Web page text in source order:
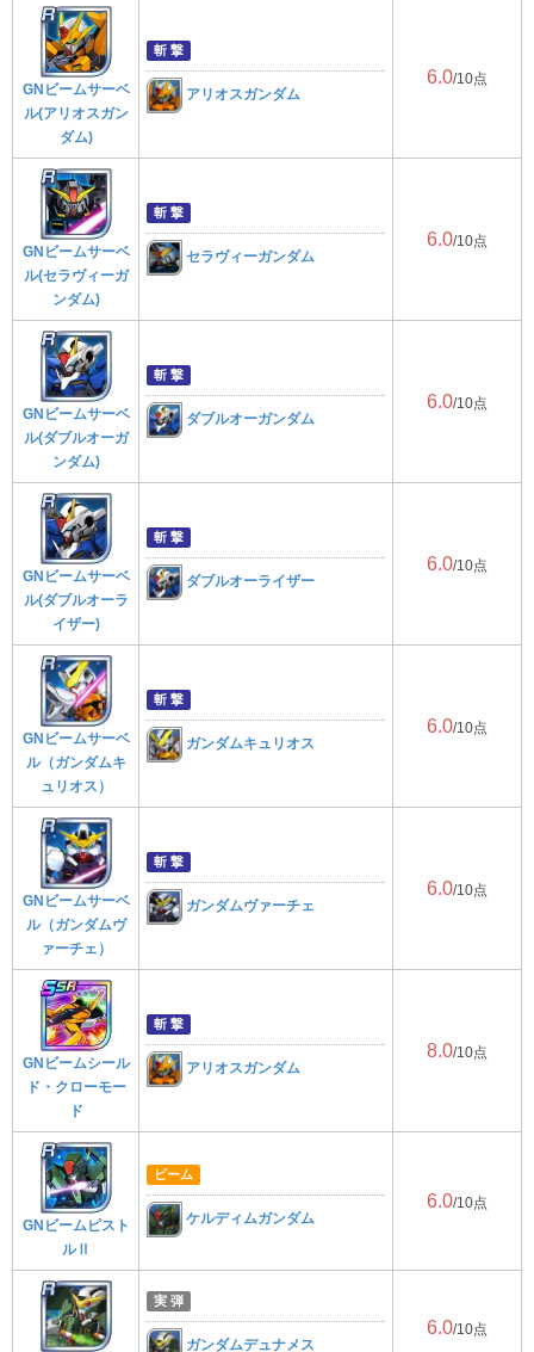
GNビームサーベ
ル(アリオスガン
ダム)
斬 撃
アリオスガンダム
6.0/10点
GNビームサーベ
ル(セラヴィーガ
ンダム)
斬 撃
セラヴィーガンダム
6.0/10点
GNビームサーベ
ル(ダブルオーガ
ンダム)
斬 撃
ダブルオーガンダム
6.0/10点
GNビームサーベ
ル(ダブルオーラ
イザー)
斬 撃
ダブルオーライザー
6.0/10点
GNビームサーベ
ル（ガンダムキ
ュリオス）
斬 撃
ガンダムキュリオス
6.0/10点
GNビームサーベ
ル（ガンダムヴ
ァーチェ）
斬 撃
ガンダムヴァーチェ
6.0/10点
GNビームシール
ド・クローモー
ド
斬 撃
アリオスガンダム
8.0/10点
GNビームピスト
ルⅡ
ビーム
ケルディムガンダム
6.0/10点
実 弾
ガンダムデュナメス
6.0/10点